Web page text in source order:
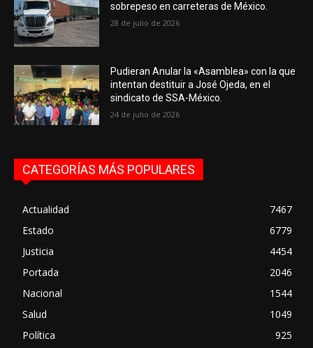
sobrepeso en carreteras de México.
28 de julio de 2026
Pudieran Anular la «Asamblea» con la que
intentan destituir a José Ojeda, en el
sindicato de SSA-México.
24 de julio de 2026
CATEGORÍAS MÁS POPULARES
Actualidad
7467
Estado
6779
Justicia
4454
Portada
2046
Nacional
1544
Salud
1049
Política
925